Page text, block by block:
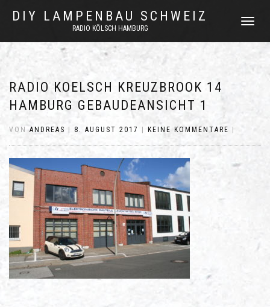
DIY LAMPENBAU SCHWEIZ
RADIO KÖLSCH HAMBURG
RADIO KOELSCH KREUZBROOK 14
HAMBURG GEBAUDEANSICHT 1
VONANDREAS 8. AUGUST 2017 KEINE KOMMENTARE